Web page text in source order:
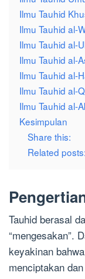
Ilmu Tauhid
Ilmu Tauhid al-
Ilmu Tauhid al-
Ilmu Tauhid al-
Ilmu Tauhid al-
Ilmu Tauhid al-
Ilmu Tauhid al-
Kesimpulan
Share this:
Related posts:
Tauhid berasal
“mengesakan”.
keyakinan
menciptakan